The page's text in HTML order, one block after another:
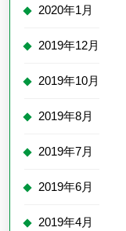
2020年1月
2019年12月
2019年10月
2019年8月
2019年7月
2019年6月
2019年4月